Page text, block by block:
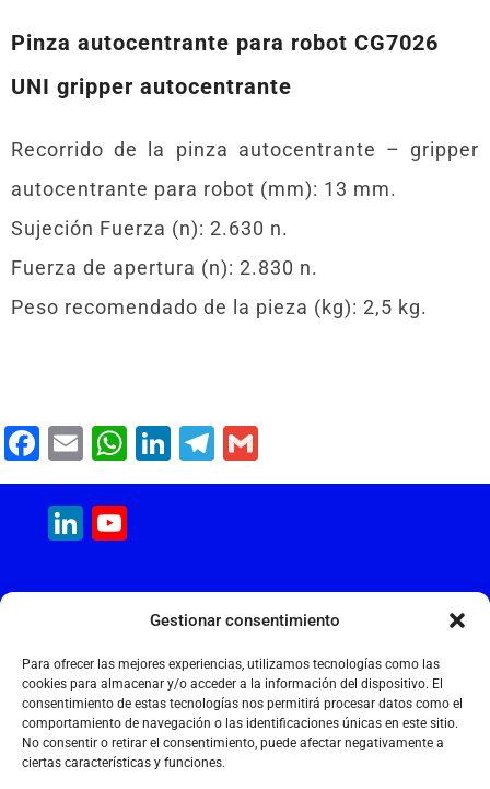
Gestionar consentimiento
Para ofrecer las mejores experiencias, utilizamos tecnologías como las
cookies para almacenar y/o acceder a la información del dispositivo. El
consentimiento de estas tecnologías nos permitirá procesar datos como el
comportamiento de navegación o las identificaciones únicas en este sitio.
No consentir o retirar el consentimiento, puede afectar negativamente a
ciertas características y funciones.
Pinza autocentrante para robot CG7026
UNI gripper autocentrante
Recorrido de la pinza autocentrante – gripper
autocentrante para robot (mm): 13 mm.
Sujeción Fuerza (n): 2.630 n.
Fuerza de apertura (n): 2.830 n.
Peso recomendado de la pieza (kg): 2,5 kg.
F
a
c
e
b
o
k
E
m
ai
W
h
A
p
Li
n
dI
n
T
el
a
m
m
LinkedIn
Calle Cantir, 12 – Nave 7
Polígono Industrial Magarola
08292 Esparreguera – Barcelona
+34 934 397 038
info@maquinariainternacional.com